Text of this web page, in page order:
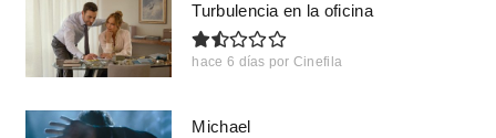
Turbulencia en la oficina
hace 6 días por Cinefila
Michael